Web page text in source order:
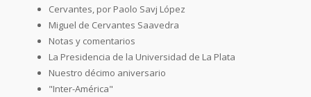
Cervantes, por Paolo Savj López
Miguel de Cervantes Saavedra
Notas y comentarios
La Presidencia de la Universidad de La Plata
Nuestro décimo aniversario
"Inter-América"